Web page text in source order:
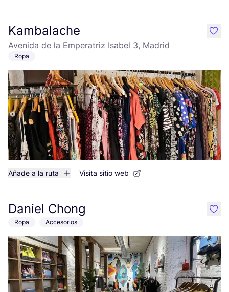
Kambalache
Avenida de la Emperatriz Isabel 3, Madrid
Ropa
Añade a la ruta Visita sitio web
like
Daniel Chong
Ropa Accesorios
like